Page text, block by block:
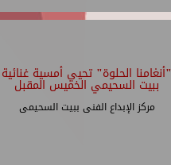
"أنغامنا الحلوة" تحيي أمسية غنائية
ببيت السحيمي الخميس المقبل
مركز الإبداع الفنى ببيت السحيمى